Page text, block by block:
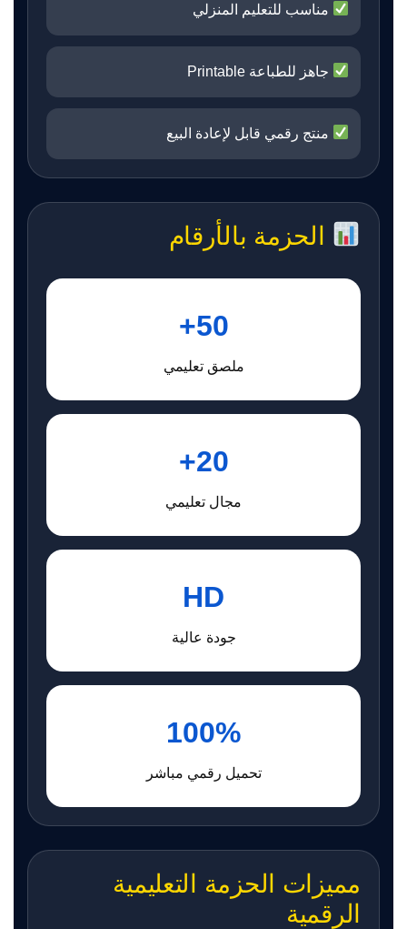
مناسب للتعليم المنزلي
جاهز للطباعة Printable
منتج رقمي قابل لإعادة البيع
الحزمة بالأرقام
50+
ملصق تعليمي
20+
مجال تعليمي
HD
جودة عالية
100%
تحميل رقمي مباشر
مميزات الحزمة التعليمية
الرقمية